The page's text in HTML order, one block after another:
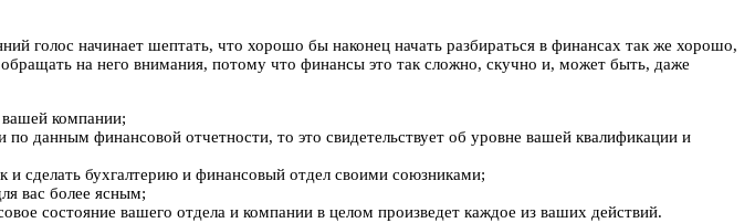
голос начинает шептать, что хорошо бы наконец начать разбираться в финансах так же хорошо,
на него внимания, потому что финансы это так сложно, скучно и, может быть, даже
вашей компании;
данным финансовой отчетности, то это свидетельствует об уровне вашей квалификации и
сделать бухгалтерию и финансовый отдел своими союзниками;
вас более ясным;
состояние вашего отдела и компании в целом произведет каждое из ваших действий.